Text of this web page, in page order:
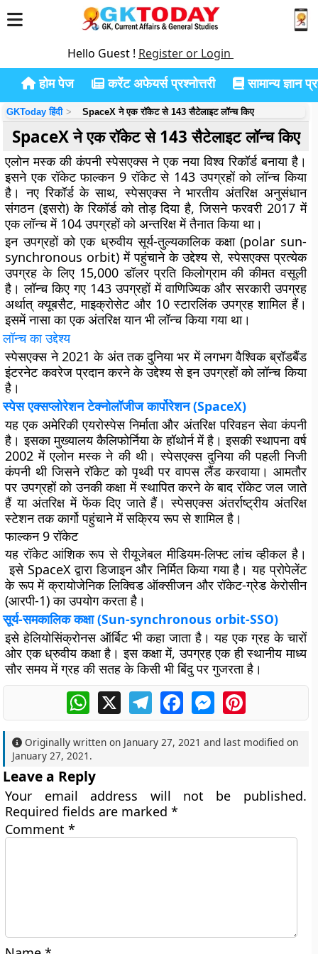
Hello Guest ! Register or Login
होम पेज करेंट अफेयर्स प्रश्नोत्तरी सामान्य ज्ञान
GKToday हिंदी SpaceX ने एक रॉकेट से 143 सैटेलाइट लॉन्च किए
SpaceX ने एक रॉकेट से 143 सैटेलाइट लॉन्च किए
एलोन मस्क की कंपनी स्पेसएक्स ने एक नया विश्व रिकॉर्ड बनाया है।
इसने एक रॉकेट फाल्कन 9 रॉकेट से 143 उपग्रहों को लॉन्च किया
है। नए रिकॉर्ड के साथ, स्पेसएक्स ने भारतीय अंतरिक्ष अनुसंधान
संगठन (इसरो) के रिकॉर्ड को तोड़ दिया है, जिसने फरवरी 2017 में
एक लॉन्च में 104 उपग्रहों को अन्तरिक्ष में तैनात किया था।
इन उपग्रहों को एक ध्रुवीय सूर्य-तुल्यकालिक कक्षा (polar sun-
synchronous orbit) में पहुंचाने के उद्देश्य से, स्पेसएक्स प्रत्येक
उपग्रह के लिए 15,000 डॉलर प्रति किलोग्राम की कीमत वसूली
है। लॉन्च किए गए 143 उपग्रहों में वाणिज्यिक और सरकारी उपग्रह
अर्थात् क्यूबसैट, माइक्रोसेट और 10 स्टारलिंक उपग्रह शामिल हैं।
इसमें नासा का एक अंतरिक्ष यान भी लॉन्च किया गया था।
लॉन्च का उद्देश्य
स्पेसएक्स ने 2021 के अंत तक दुनिया भर में लगभग वैश्विक ब्रॉडबैंड
इंटरनेट कवरेज प्रदान करने के उद्देश्य से इन उपग्रहों को लॉन्च किया
है।
स्पेस एक्सप्लोरेशन टेक्नोलॉजीज कार्पोरेशन (SpaceX)
यह एक अमेरिकी एयरोस्पेस निर्माता और अंतरिक्ष परिवहन सेवा कंपनी
है। इसका मुख्यालय कैलिफोर्निया के हॉथोर्न में है। इसकी स्थापना वर्ष
2002 में एलोन मस्क ने की थी। स्पेसएक्स दुनिया की पहली निजी
कंपनी थी जिसने रॉकेट को पृथ्वी पर वापस लैंड करवाया। आमतौर
पर उपग्रहों को उनकी कक्षा में स्थापित करने के बाद रॉकेट जल जाते
हैं या अंतरिक्ष में फेंक दिए जाते हैं। स्पेसएक्स अंतर्राष्ट्रीय अंतरिक्ष
स्टेशन तक कार्गो पहुंचाने में सक्रिय रूप से शामिल है।
फाल्कन 9रॉकेट
यह रॉकेट आंशिक रूप से रीयूजेबल मीडियम-लिफ्ट लांच व्हीकल है।
इसे SpaceX द्वारा डिजाइन और निर्मित किया गया है। यह प्रोपेलेंट
के रूप में क्रायोजेनिक लिक्विड ऑक्सीजन और रॉकेट-ग्रेड केरोसीन
(आरपी​​-1) का उपयोग करता है।
सूर्य-समकालिक कक्षा (Sun-synchronous orbit-SSO)
इसे हेलियोसिंक्रोनस ऑर्बिट भी कहा जाता है। यह एक ग्रह के चारों
ओर एक ध्रुवीय कक्षा है। इस कक्षा में, उपग्रह एक ही स्थानीय माध्य
सौर समय में ग्रह की सतह के किसी भी बिंदु पर गुजरता है।
WhatsApp
X TelegramFacebookMessengerPinterest
Originally written on January 27, 2021 and last modified on
January 27, 2021 .
Leave a Reply
Your email address will not be published.
Required fields are marked*
Comment*